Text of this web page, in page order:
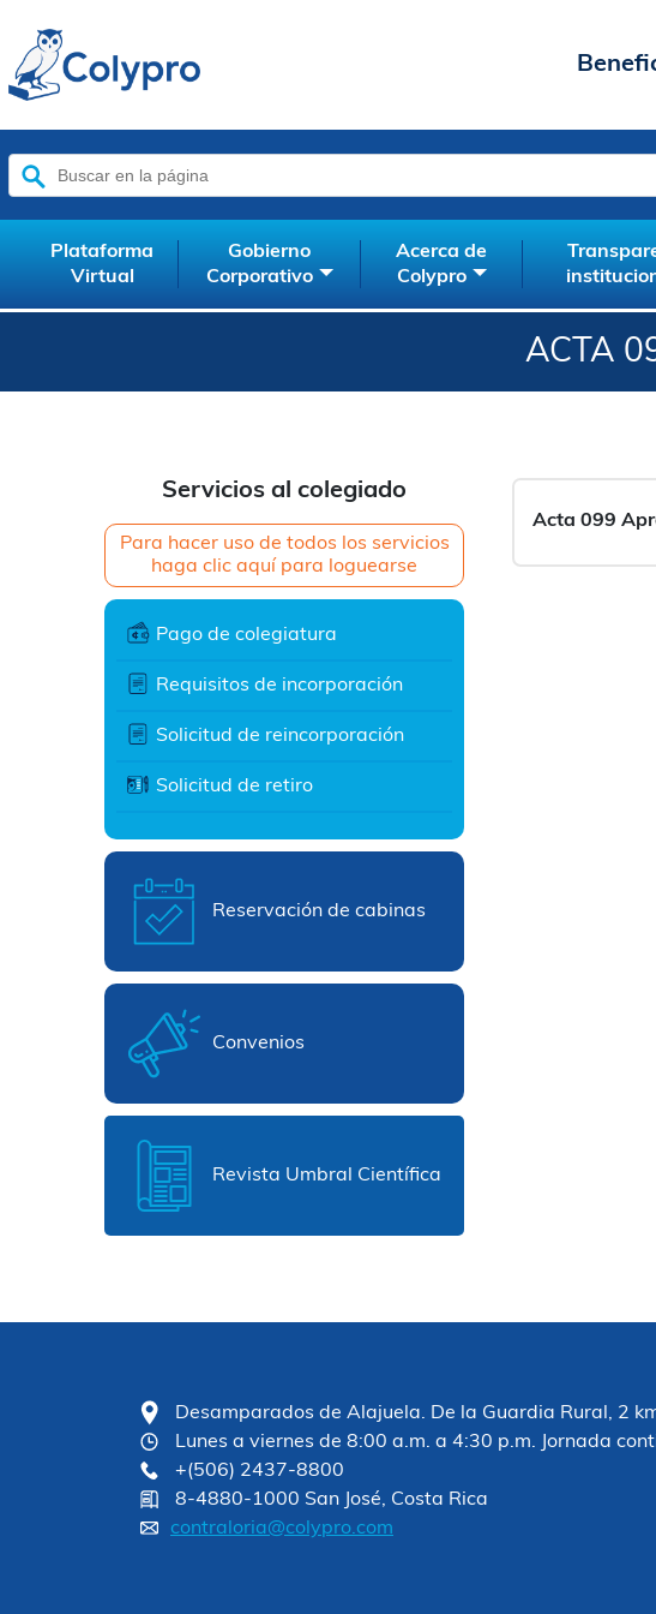
Buscar:
Plataforma
Virtual
Gobierno
Corporativo
Acerca de
Colypro
ACTA
Servicios al colegiado
Para hacer uso de todos los servicios
haga clic aquí para loguearse
Pago de colegiatura
Requisitos de incorporación
Solicitud de reincorporación
Solicitud de retiro
Reservación de cabinas
Convenios
Revista Umbral Científica
Acta 099
Desamparados de Alajuela. De la Guardia Rural, 2
Lunes a viernes de 8:00 a.m. a 4:30 p.m. Jornada
+(506) 2437-8800
8-4880-1000 San José, Costa Rica
contraloria@colypro.com